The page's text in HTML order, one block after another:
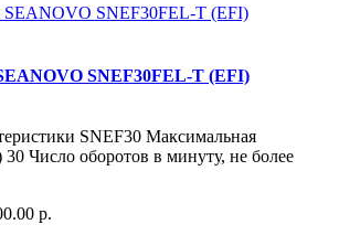
SNEF30FEL-T (EFI)
SNEF30 Максимальная
Число оборотов в минуту, не более
р.